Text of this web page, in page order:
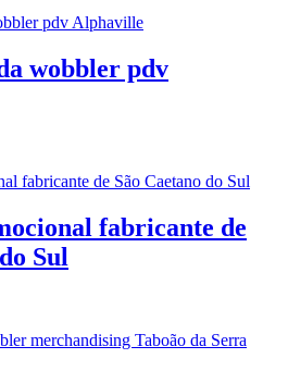
wobbler pdv
fabricante de
Sul